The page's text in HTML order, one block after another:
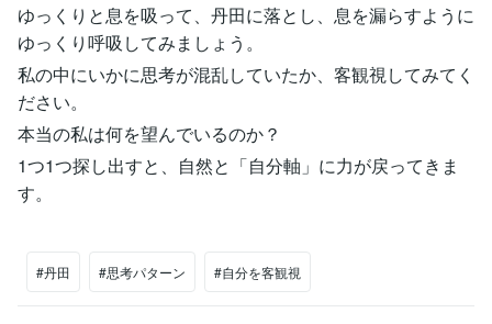
ゆっくりと息を吸って、丹田に落とし、息を漏らすように
ゆっくり呼吸してみましょう。
私の中にいかに思考が混乱していたか、客観視してみてく
ださい。
本当の私は何を望んでいるのか？
1つ1つ探し出すと、自然と「自分軸」に力が戻ってきま
す。
#丹田 #思考パターン #自分を客観視